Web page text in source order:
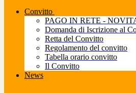
Convitto
PAGO IN RETE -
Domanda di Iscrizione al
Retta del Convitto
Regolamento del convitto
Tabella orario convitto
Il Convitto
News